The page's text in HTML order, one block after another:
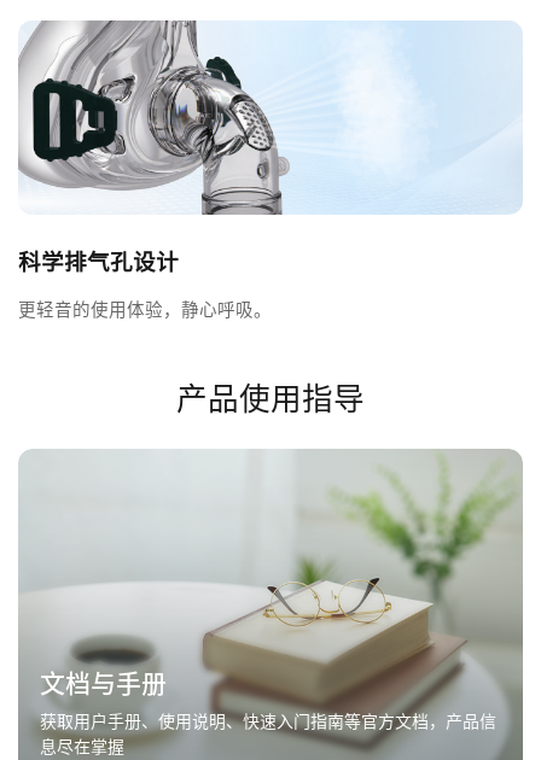
科学排气孔设计
更轻音的使用体验，静心呼吸。
产品使用指导
文档与手册
获取用户手册、使用说明、快速入门指南等官方文档，产品信
息尽在掌握